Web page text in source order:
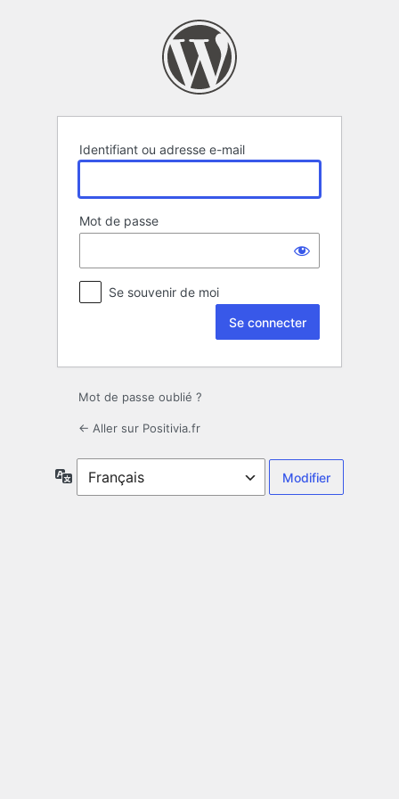
Identifiant ou adresse e-mail
Mot de passe
Se souvenir de moi
Mot de passe oublié ?
← Aller sur Positivia.fr
Langue